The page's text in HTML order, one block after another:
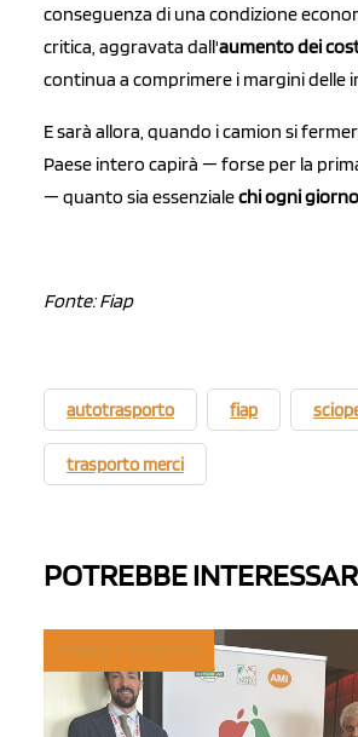
conseguenza di una condizione
critica, aggravata dall'aumento dei
continua a comprimere i margini delle
E sarà allora, quando i camion si
Paese intero capirà — forse per la
— quanto sia essenzialechi ogni
Fonte: Fiap
autotrasporto fiap
trasporto merci
POTREBBE